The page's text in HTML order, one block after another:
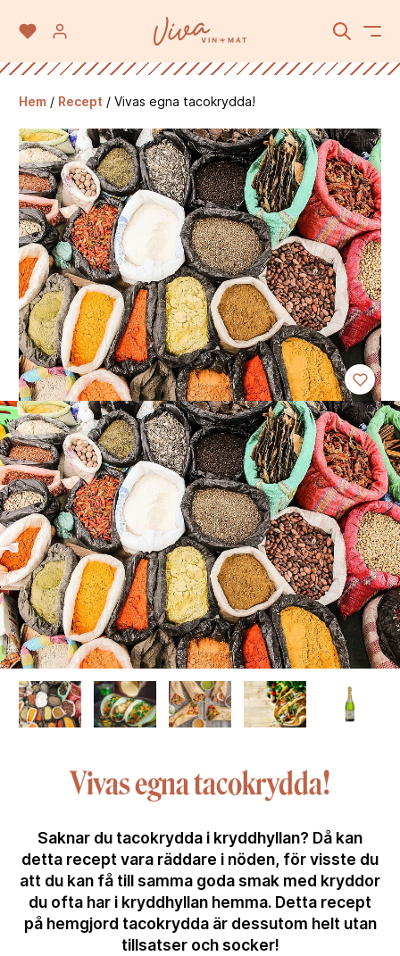
Hem / Recept / Vivas egna tacokrydda!
Vivas egna tacokrydda!
Saknar du tacokrydda i kryddhyllan? Då kan
detta recept vara räddare i nöden, för visste du
att du kan få till samma goda smak med kryddor
du ofta har i kryddhyllan hemma. Detta recept
på hemgjord tacokrydda är dessutom helt utan
tillsatser och socker!